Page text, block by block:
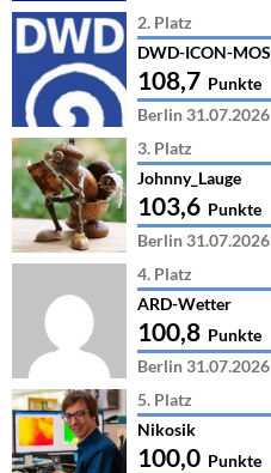
2. Platz
DWD-ICON-MOS
108,7 Punkte
Berlin 31.07.2026
3. Platz
Johnny_Lauge
103,6 Punkte
Berlin 31.07.2026
4. Platz
ARD-Wetter
100,8 Punkte
Berlin 31.07.2026
5. Platz
Nikosik
100,0 Punkte